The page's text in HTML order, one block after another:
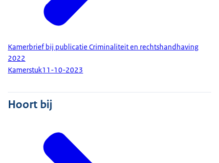
Kamerbrief bij publicatie Criminaliteit en rechtshandhaving
2022
Kamerstuk11-10-2023
Hoort bij